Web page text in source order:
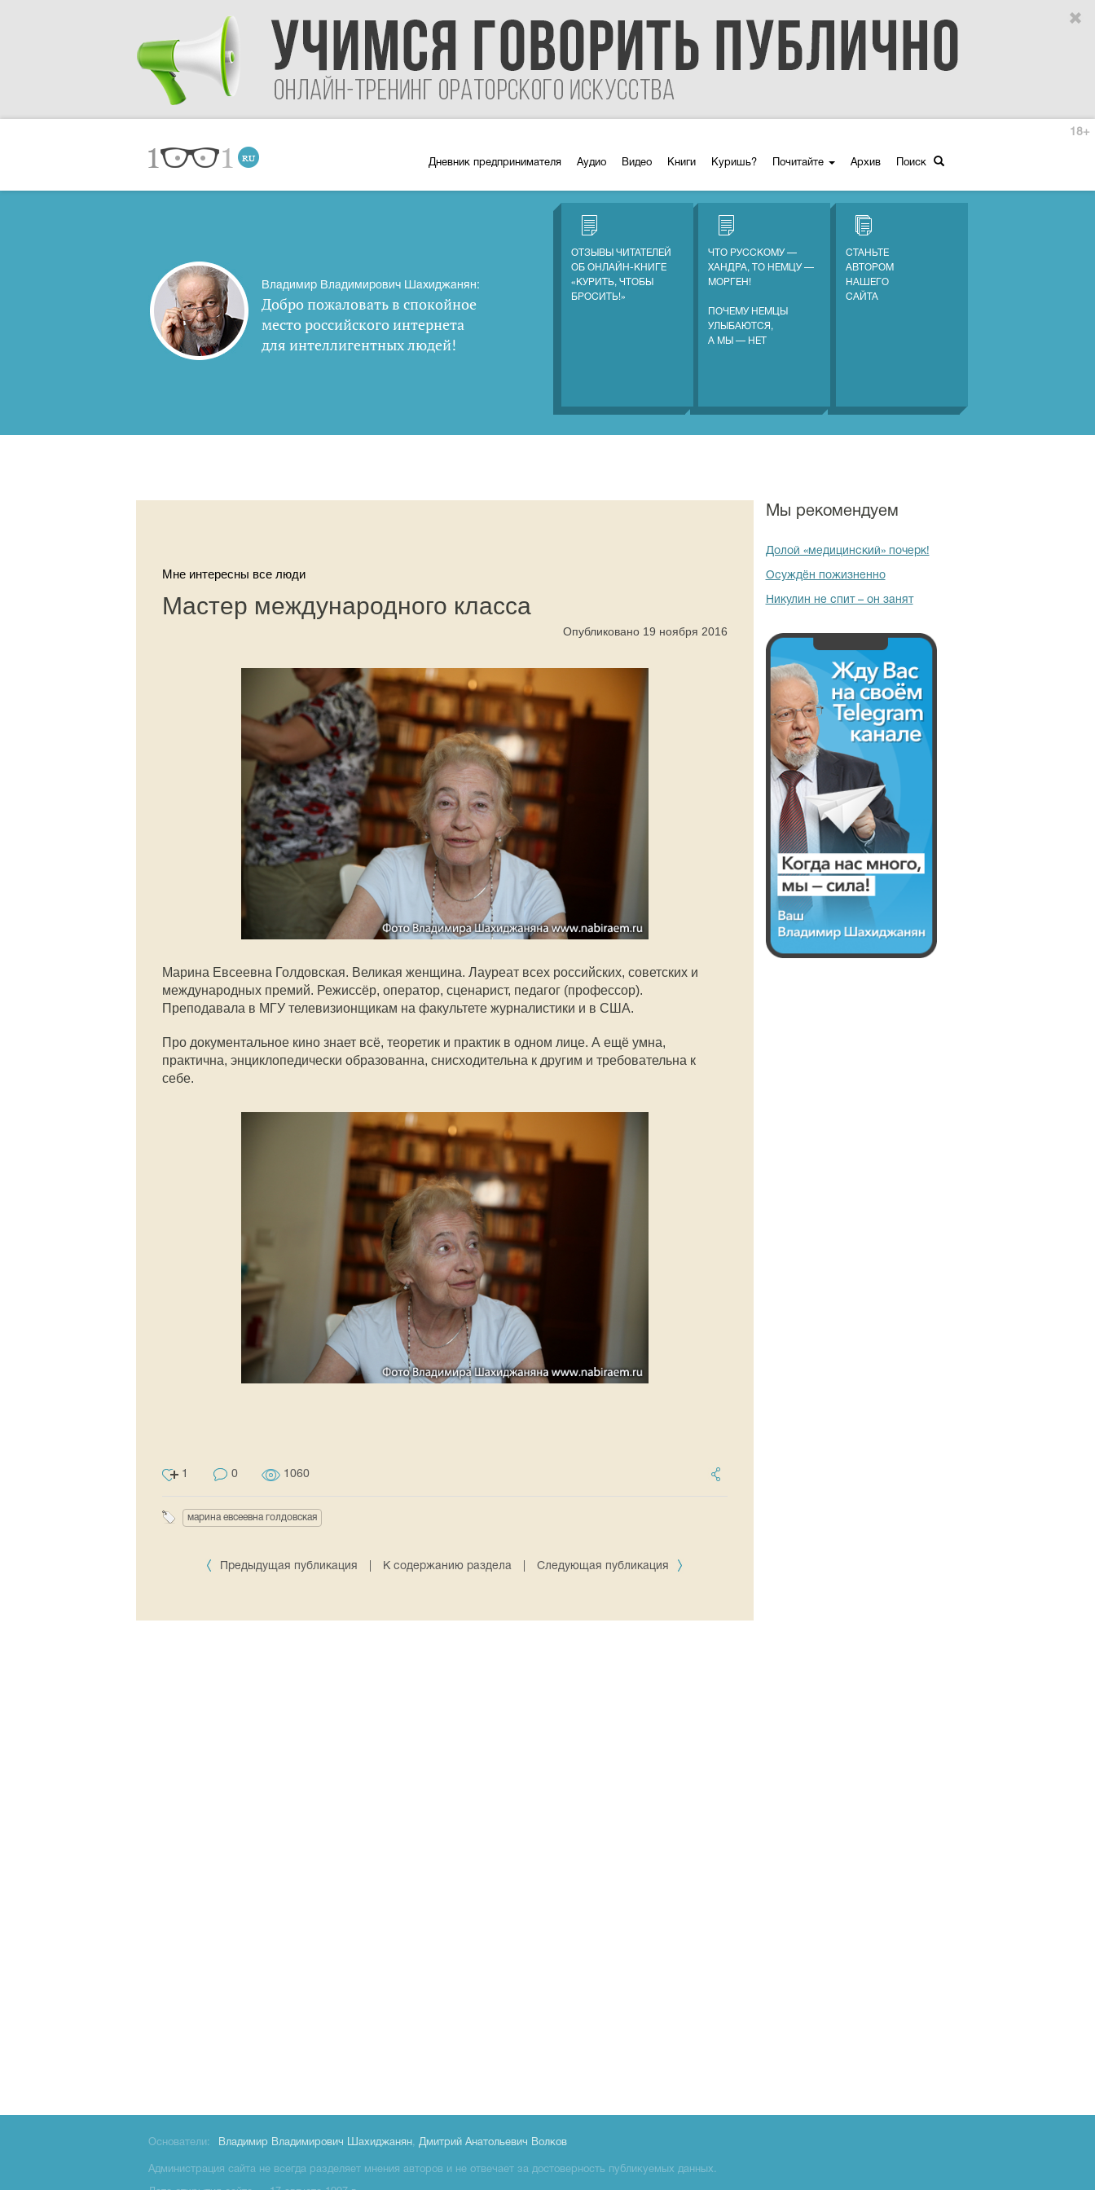
Дневник предпринимателя Аудио Видео Книги Куришь? Почитайте Архив Поиск
18+
Владимир Владимирович Шахиджанян:
Добро пожаловать в спокойное
место российского интернета
для интеллигентных людей!
ОТЗЫВЫ ЧИТАТЕЛЕЙ
ОБ ОНЛАЙН-КНИГЕ
«КУРИТЬ, ЧТОБЫ
БРОСИТЬ!»
ЧТО РУССКОМУ —
ХАНДРА, ТО НЕМЦУ —
МОРГЕН!
ПОЧЕМУ НЕМЦЫ
УЛЫБАЮТСЯ,
А МЫ — НЕТ
СТАНЬТЕ
АВТОРОМ
НАШЕГО
САЙТА
Мне интересны все люди
Мастер международного класса
Опубликовано 19 ноября 2016
Марина Евсеевна Голдовская. Великая женщина. Лауреат всех российских, советских и
международных премий. Режиссёр, оператор, сценарист, педагог (профессор).
Преподавала в МГУ телевизионщикам на факультете журналистики и в США.
Про документальное кино знает всё, теоретик и практик в одном лице. А ещё умна,
практична, энциклопедически образованна, снисходительна к другим и требовательна к
себе.
1 0 1060
марина евсеевна голдовская
Предыдущая публикация К содержанию раздела Следующая публикация
Мы рекомендуем
Долой «медицинский» почерк!
Осуждён пожизненно
Никулин не спит – он занят
Основатели: Владимир Владимирович Шахиджанян, Дмитрий Анатольевич Волков
Администрация сайта не всегда разделяет мнения авторов и не отвечает за достоверность публикуемых данных.